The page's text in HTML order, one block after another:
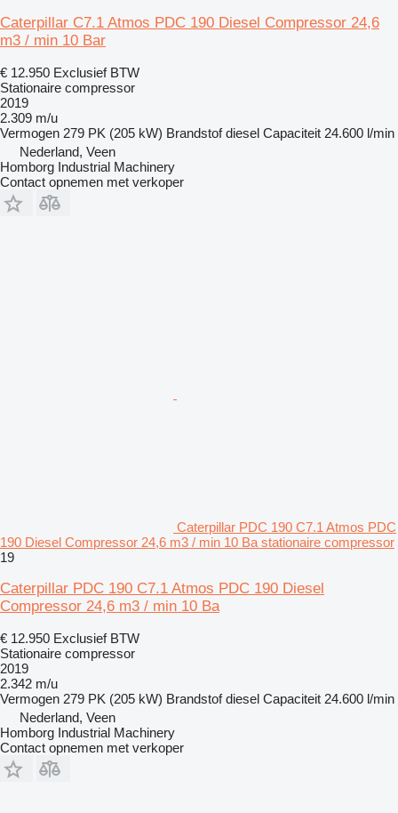
Caterpillar C7.1 Atmos PDC 190 Diesel Compressor 24,6
m3 / min 10 Bar
€ 12.950 Exclusief BTW
Stationaire compressor
2019
2.309 m/u
Vermogen 279 PK (205 kW) Brandstof diesel Capaciteit 24.600 l/min
Nederland, Veen
Homborg Industrial Machinery
Contact opnemen met verkoper
Caterpillar PDC 190 C7.1 Atmos PDC
190 Diesel Compressor 24,6 m3 / min 10 Ba stationaire compressor
19
Caterpillar PDC 190 C7.1 Atmos PDC 190 Diesel
Compressor 24,6 m3 / min 10 Ba
€ 12.950 Exclusief BTW
Stationaire compressor
2019
2.342 m/u
Vermogen 279 PK (205 kW) Brandstof diesel Capaciteit 24.600 l/min
Nederland, Veen
Homborg Industrial Machinery
Contact opnemen met verkoper